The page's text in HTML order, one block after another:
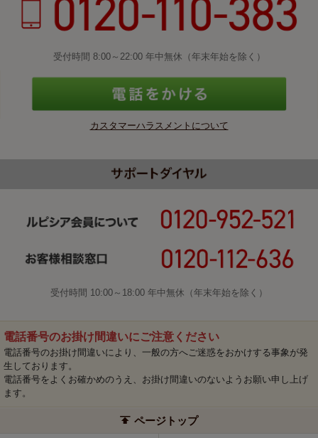
受付時間 8:00～22:00 年中無休（年末年始を除く）
カスタマーハラスメントについて
受付時間 10:00～18:00 年中無休（年末年始を除く）
電話番号のお掛け間違いにご注意ください
電話番号のお掛け間違いにより、一般の方へご迷惑をおかけする事象が発
生しております。
電話番号をよくお確かめのうえ、お掛け間違いのないようお願い申し上げ
ます。
ページトップ